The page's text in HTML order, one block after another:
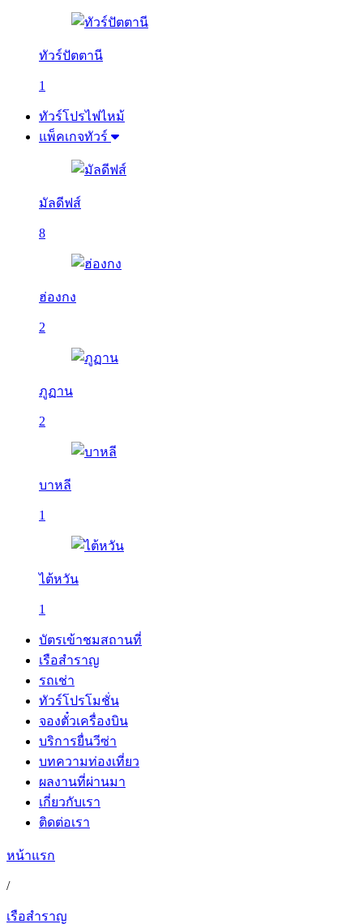
ทัวร์ปัตตานี
1
ทัวร์โปรไฟไหม้
แพ็คเกจทัวร์
มัลดีฟส์
8
ฮ่องกง
2
ภูฏาน
2
บาหลี
1
ไต้หวัน
1
บัตรเข้าชมสถานที่
เรือสำราญ
รถเช่า
ทัวร์โปรโมชั่น
จองตั๋วเครื่องบิน
บริการยื่นวีซ่า
บทความท่องเที่ยว
ผลงานที่ผ่านมา
เกี่ยวกับเรา
ติดต่อเรา
หน้าแรก
/
เรือสำราญ